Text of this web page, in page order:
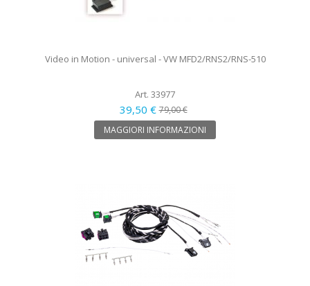
Video in Motion - universal - VW MFD2/RNS2/RNS-510
Art. 33977
39,50 €79,00 €
MAGGIORI INFORMAZIONI